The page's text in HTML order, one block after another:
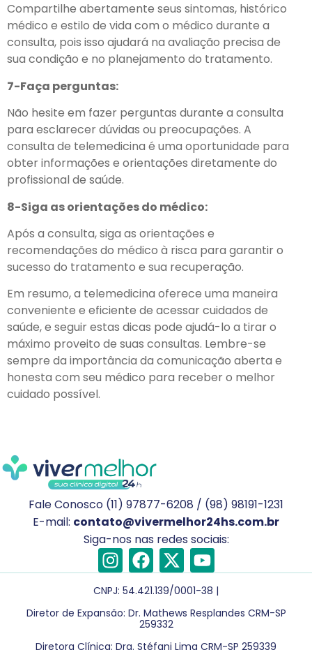
Compartilhe abertamente seus sintomas, histórico
médico e estilo de vida com o médico durante a
consulta, pois isso ajudará na avaliação precisa de
sua condição e no planejamento do tratamento.
7-Faça perguntas:
Não hesite em fazer perguntas durante a consulta
para esclarecer dúvidas ou preocupações. A
consulta de telemedicina é uma oportunidade para
obter informações e orientações diretamente do
profissional de saúde.
8-Siga as orientações do médico:
Após a consulta, siga as orientações e
recomendações do médico à risca para garantir o
sucesso do tratamento e sua recuperação.
Em resumo, a telemedicina oferece uma maneira
conveniente e eficiente de acessar cuidados de
saúde, e seguir estas dicas pode ajudá-lo a tirar o
máximo proveito de suas consultas. Lembre-se
sempre da importância da comunicação aberta e
honesta com seu médico para receber o melhor
cuidado possível.
Fale Conosco (11) 97877-6208 / (98) 98191-1231
E-mail: contato@vivermelhor24hs.com.br
Siga-nos nas redes sociais:
CNPJ: 54.421.139/0001-38 |
Diretor de Expansão: Dr. Mathews Resplandes CRM-SP
259332
Diretora Clínica: Dra. Stéfani Lima CRM-SP 259339